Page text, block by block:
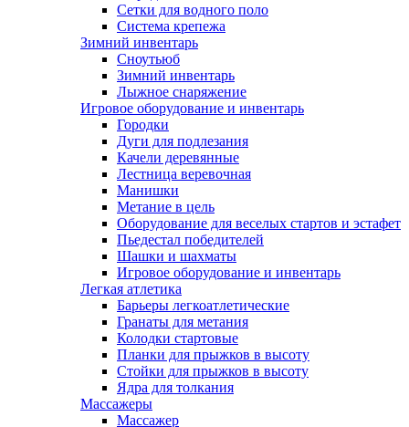
Сетки для водного поло
Система крепежа
Зимний инвентарь
Сноутьюб
Зимний инвентарь
Лыжное снаряжение
Игровое оборудование и инвентарь
Городки
Дуги для подлезания
Качели деревянные
Лестница веревочная
Манишки
Метание в цель
Оборудование для веселых стартов и эстафет
Пьедестал победителей
Шашки и шахматы
Игровое оборудование и инвентарь
Легкая атлетика
Барьеры легкоатлетические
Гранаты для метания
Колодки стартовые
Планки для прыжков в высоту
Стойки для прыжков в высоту
Ядра для толкания
Массажеры
Массажер